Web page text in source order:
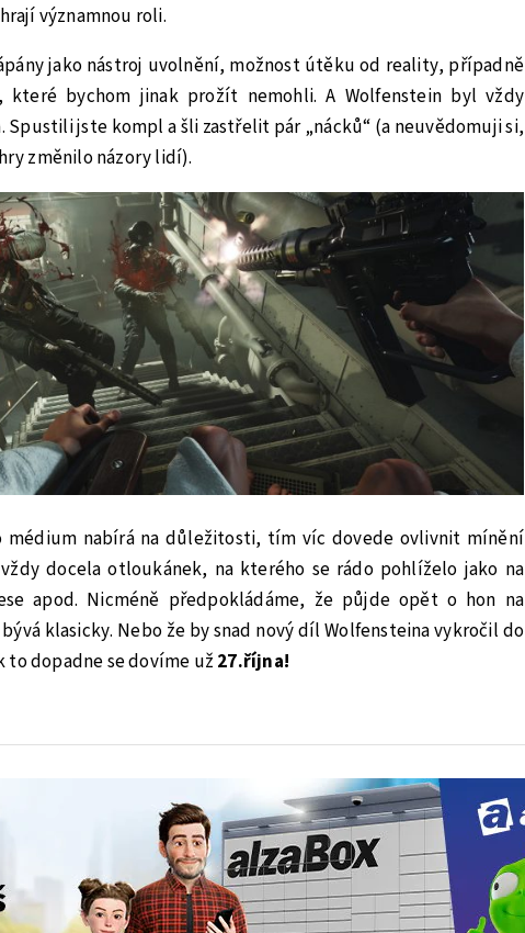
významnou roli.
jako nástroj uvolnění, možnost útěku od reality, případně
bychom jinak prožít nemohli. A Wolfenstein byl vždy
Spustili jste kompl a šli zastřelit pár „nácků“ (a neuvědomuji si,
změnilo názory lidí).
médium nabírá na důležitosti, tím víc dovede ovlivnit mínění
docela otloukánek, na kterého se rádo pohlíželo jako na
apod. Nicméně předpokládáme, že půjde opět o hon na
klasicky. Nebo že by snad nový díl Wolfensteina vykročil do
to dopadne se dovíme už 27.října!